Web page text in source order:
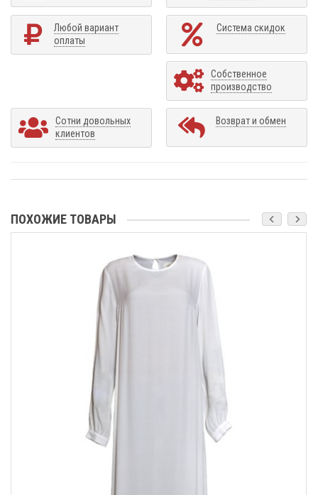
Любой вариант
оплаты
Система скидок
Собственное
производство
Сотни довольных
клиентов
Возврат и обмен
ПОХОЖИЕ ТОВАРЫ